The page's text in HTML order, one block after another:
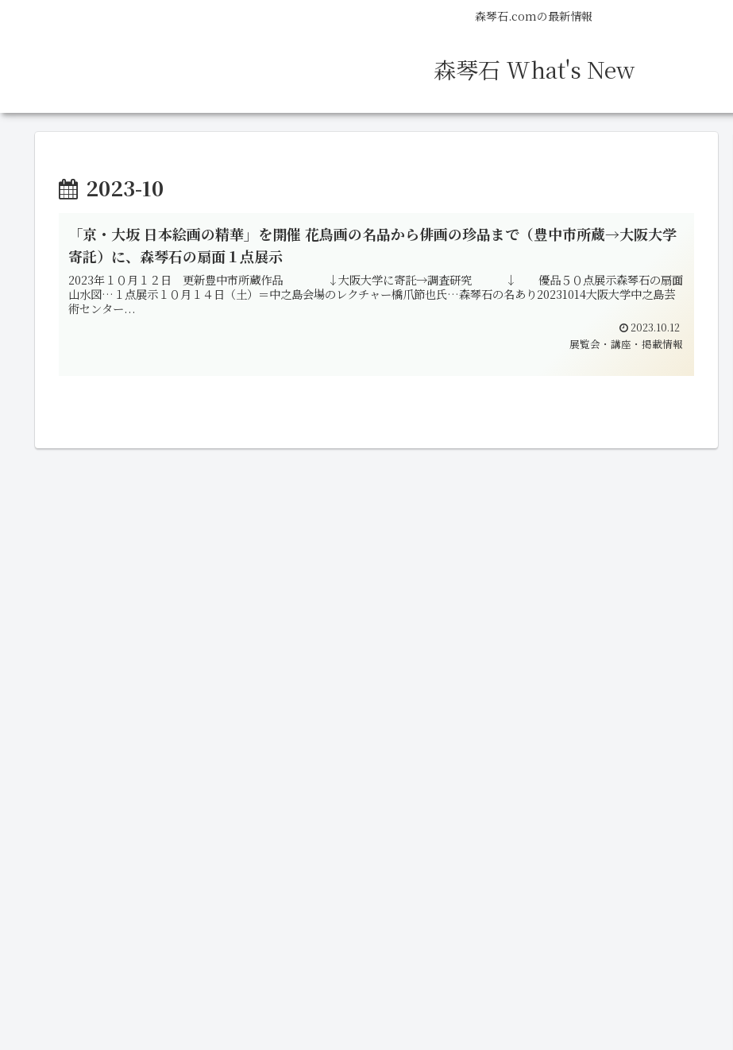
森琴石.comの最新情報
森琴石 What's New
2023-10
「京・大坂 日本絵画の精華」を開催 花鳥画の名品から俳画の珍品まで（豊中市所蔵→大阪大学
寄託）に、森琴石の扇面１点展示
2023年１０月１２日 更新豊中市所蔵作品 ↓大阪大学に寄託→調査研究 ↓ 優品５０点展示森琴石の扇面
山水図…１点展示１０月１４日（土）＝中之島会場のレクチャー橋爪節也氏…森琴石の名あり20231014大阪大学中之島芸
術センター...
2023.10.12
展覧会・講座・掲載情報